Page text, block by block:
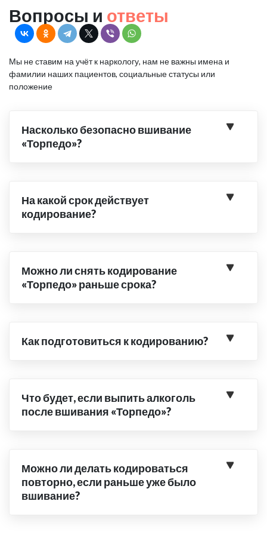
Вопросы и ответы
Мы не ставим на учёт к наркологу, нам не важны имена и
фамилии наших пациентов, социальные статусы или
положение
Насколько безопасно вшивание
«Торпедо»?
На какой срок действует
кодирование?
Можно ли снять кодирование
«Торпедо» раньше срока?
Как подготовиться к кодированию?
Что будет, если выпить алкоголь
после вшивания «Торпедо»?
Можно ли делать кодироваться
повторно, если раньше уже было
вшивание?